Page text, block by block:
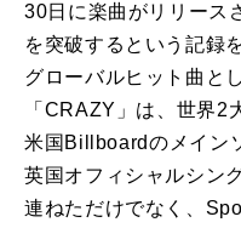
30日に楽曲がリリース
を突破するという記録
グローバルヒット曲と
「CRAZY」は、世界2
米国Billboardのメイン
英国オフィシャルシン
連ねただけでなく、